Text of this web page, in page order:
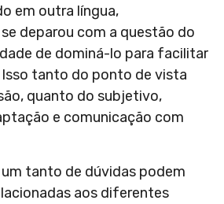
em outra língua,
deparou com a questão do
de dominá-lo para facilitar
tanto do ponto de vista
quanto do subjetivo,
e comunicação com
tanto de dúvidas podem
aos diferentes